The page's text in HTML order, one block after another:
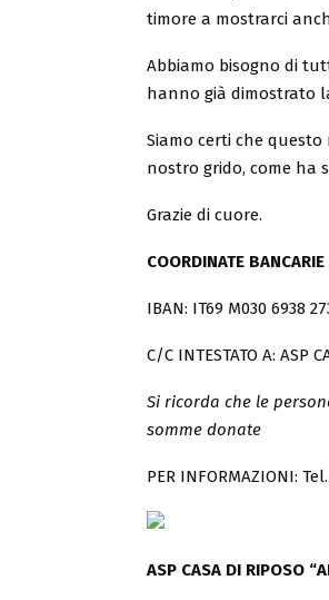
timore a mostrarci
Abbiamo bisogno di
hanno già dimostrato
Siamo certi che
nostro grido, come ha
Grazie di cuore.
COORDINATE
IBAN: IT69 M030 6938
C/C INTESTATO A: ASP
Si ricorda che le
somme donate
PER INFORMAZIONI:
ASP CASA DI RIPOSO